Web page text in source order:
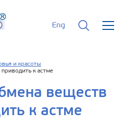
Eng
и красоты
к астме
веществ
к астме